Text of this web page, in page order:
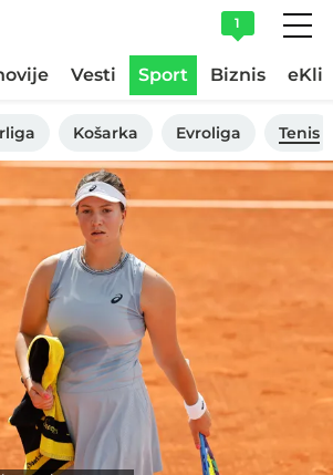
1
Vesti Sport Biznis
Košarka Evroliga Tenis